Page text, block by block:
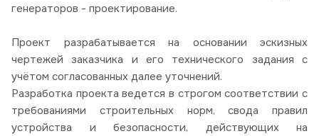
генераторов - проектирование.
Проект разрабатывается на основании эскизных
чертежей заказчика и его технического задания с
учётом согласованных далее уточнений.
Разработка проекта ведется в строгом соответствии с
требованиями строительных норм, свода правил
устройства и безопасности, действующих на